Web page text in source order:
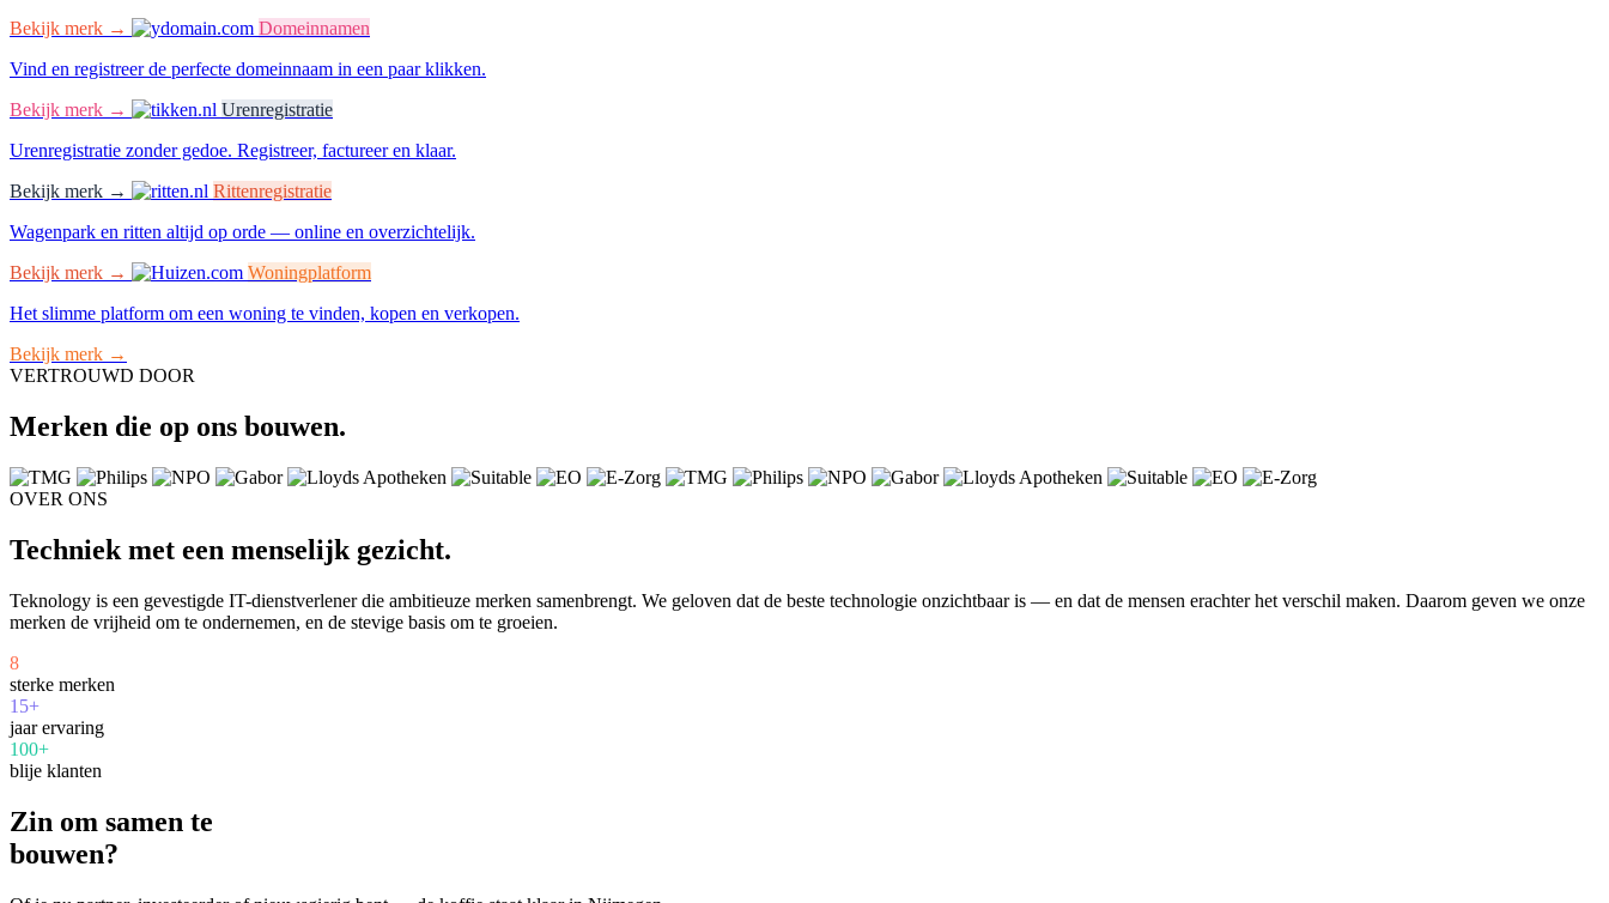
Bekijk merk →
Domeinnamen
Vind en registreer de perfecte domeinnaam in een paar klikken.
Bekijk merk →
Urenregistratie
Urenregistratie zonder gedoe. Registreer, factureer en klaar.
Bekijk merk →
Rittenregistratie
Wagenpark en ritten altijd op orde — online en overzichtelijk.
Bekijk merk →
Woningplatform
Het slimme platform om een woning te vinden, kopen en verkopen.
Bekijk merk →
VERTROUWD DOOR
Merken die op ons bouwen.
OVER ONS
Techniek met een menselijk gezicht.
Teknology is een gevestigde IT-dienstverlener die ambitieuze merken samenbrengt. We geloven dat de beste technologie onzichtbaar is — en dat de mensen erachter het verschil maken. Daarom geven we onze
merken de vrijheid om te ondernemen, en de stevige basis om te groeien.
8
sterke merken
15+
jaar ervaring
100+
blije klanten
Zin om samen te
bouwen?